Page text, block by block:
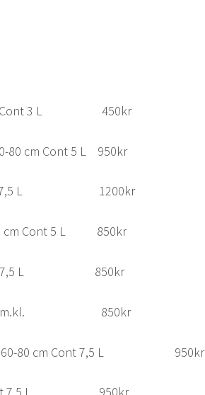
cm Cont 3 L 450kr
80 cm Cont 5 L 950kr
Cont 7,5 L 1200kr
cm Cont 5 L 850kr
Cont 7,5 L 850kr
80 cm m.kl. 850kr
60-80 cm Cont 7,5 L 950kr